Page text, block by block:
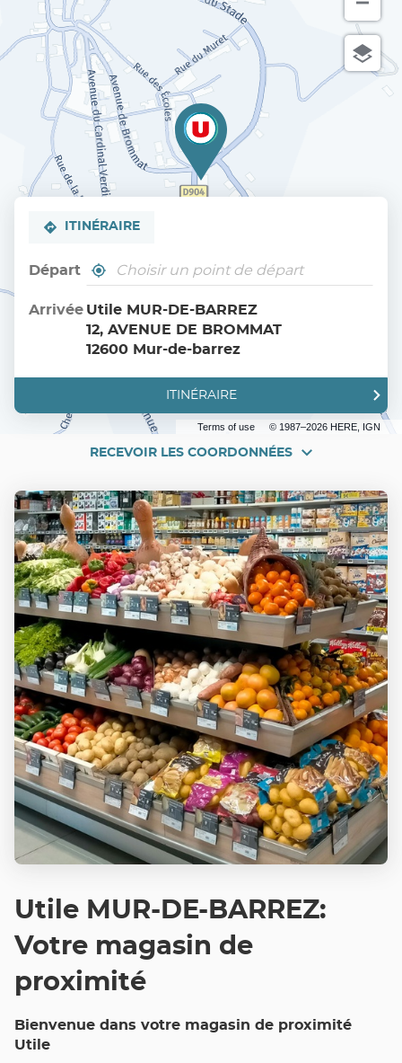
Terms of use © 1987–2026 HERE, IGN
ITINÉRAIRE
Départ
,
trouver
un
point
de
vente
À
proximité
Arrivée Utile MUR-DE-BARREZ
12, AVENUE DE BROMMAT
12600 Mur-de-barrez
ITINÉRAIRE
JUSQU'AU
POINT
DE
UTILE
BARREZ
RECEVOIR LES COORDONNÉES
RECEVOIR
COORDONNÉES
Utile MUR-DE-BARREZ:
Votre magasin de
proximité
Bienvenue dans votre magasin de proximité
Utile